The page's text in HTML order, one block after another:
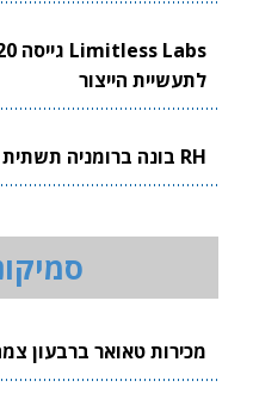
לתעשיית הייצור
RH בונה ברומניה תשתית ייצור ביטחוני ישראלית
מכירות טאואר ברבעון צמחו